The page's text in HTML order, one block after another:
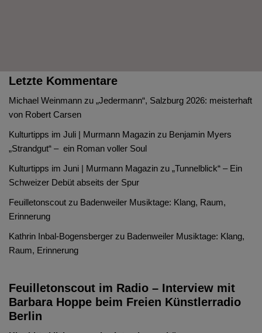
Letzte Kommentare
Michael Weinmann zu „Jedermann“, Salzburg 2026: meisterhaft
von Robert Carsen
Kulturtipps im Juli | Murmann Magazin zu Benjamin Myers
„Strandgut“ – ein Roman voller Soul
Kulturtipps im Juni | Murmann Magazin zu „Tunnelblick“ – Ein
Schweizer Debüt abseits der Spur
Feuilletonscout zu Badenweiler Musiktage: Klang, Raum,
Erinnerung
Kathrin Inbal-Bogensberger zu Badenweiler Musiktage: Klang,
Raum, Erinnerung
Feuilletonscout im Radio – Interview mit
Barbara Hoppe beim Freien Künstlerradio
Berlin